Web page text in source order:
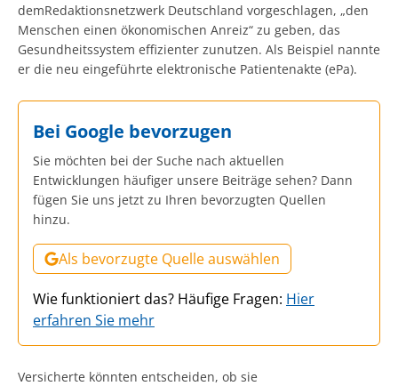
demRedaktionsnetzwerk Deutschland vorgeschlagen, „den
Menschen einen ökonomischen Anreiz“ zu geben, das
Gesundheitssystem effizienter zunutzen. Als Beispiel nannte
er die neu eingeführte elektronische Patientenakte (ePa).
Bei Google bevorzugen
Sie möchten bei der Suche nach aktuellen
Entwicklungen häufiger unsere Beiträge sehen? Dann
fügen Sie uns jetzt zu Ihren bevorzugten Quellen
hinzu.
Als bevorzugte Quelle auswählen
Wie funktioniert das? Häufige Fragen: Hier
erfahren Sie mehr
Versicherte könnten entscheiden, ob sie